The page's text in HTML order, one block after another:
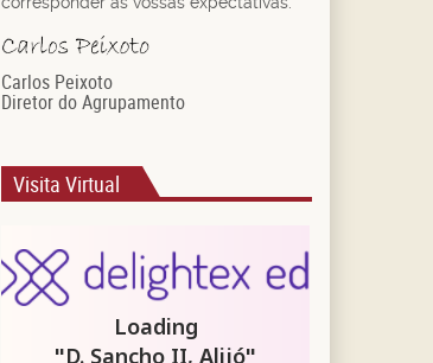
Carlos Peixoto
Diretor do Agrupamento
Visita Virtual